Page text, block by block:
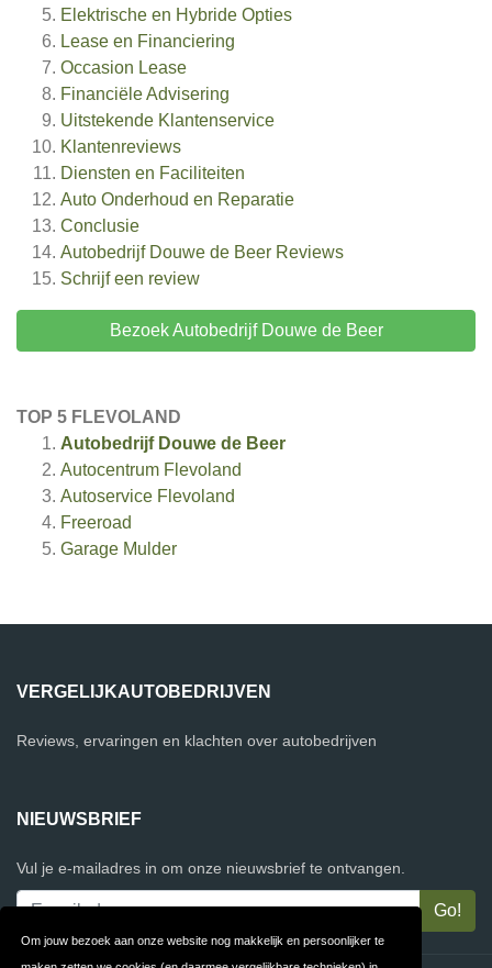
Om jouw bezoek aan onze website nog makkelijk en persoonlijker te
Elektrische en Hybride Opties
Lease en Financiering
Occasion Lease
Financiële Advisering
Uitstekende Klantenservice
Klantenreviews
Diensten en Faciliteiten
Auto Onderhoud en Reparatie
Conclusie
Autobedrijf Douwe de Beer Reviews
Schrijf een review
Bezoek Autobedrijf Douwe de Beer
TOP 5 FLEVOLAND
Autobedrijf Douwe de Beer
Autocentrum Flevoland
Autoservice Flevoland
Freeroad
Garage Mulder
VERGELIJKAUTOBEDRIJVEN
Reviews, ervaringen en klachten over autobedrijven
NIEUWSBRIEF
Vul je e-mailadres in om onze nieuwsbrief te ontvangen.